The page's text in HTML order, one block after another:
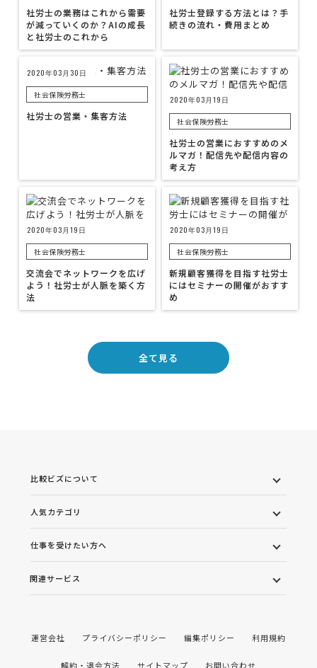
社労士の業務はこれから需要
が減っていくのか？AIの成長
と社労士のこれから
社労士登録する方法とは？手
続きの流れ・費用まとめ
2020年03月30日
社会保険労務士
社労士の営業・集客方法
2020年03月19日
社会保険労務士
社労士の営業におすすめのメ
ルマガ！配信先や配信内容の
考え方
2020年03月19日
社会保険労務士
交流会でネットワークを広げ
よう！社労士が人脈を築く方
法
2020年03月19日
社会保険労務士
新規顧客獲得を目指す社労士
にはセミナーの開催がおすす
め
全て見る
比較ビズについて
人気カテゴリ
仕事を受けたい方へ
関連サービス
運営会社 プライバシーポリシー 編集ポリシー 利用規約
解約・退会方法 サイトマップ お問い合わせ